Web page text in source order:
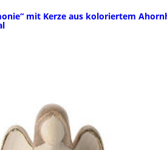
mit Kerze aus koloriertem